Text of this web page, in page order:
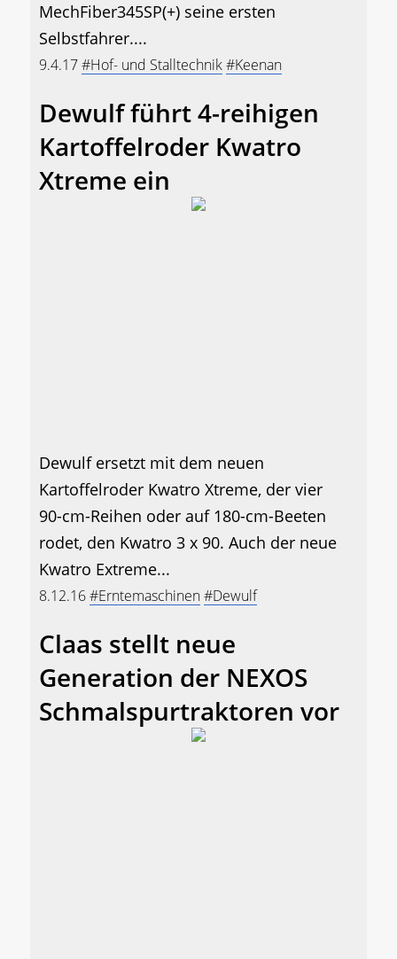
MechFiber345SP(+) seine ersten
Selbstfahrer....
9.4.17#Hof- und Stalltechnik#Keenan
Dewulf führt 4-reihigen
Kartoffelroder Kwatro
Xtreme ein
Dewulf ersetzt mit dem neuen
Kartoffelroder Kwatro Xtreme, der vier
90-cm-Reihen oder auf 180-cm-Beeten
rodet, den Kwatro 3 x 90. Auch der neue
Kwatro Extreme...
8.12.16#Erntemaschinen#Dewulf
Claas stellt neue
Generation der NEXOS
Schmalspurtraktoren vor